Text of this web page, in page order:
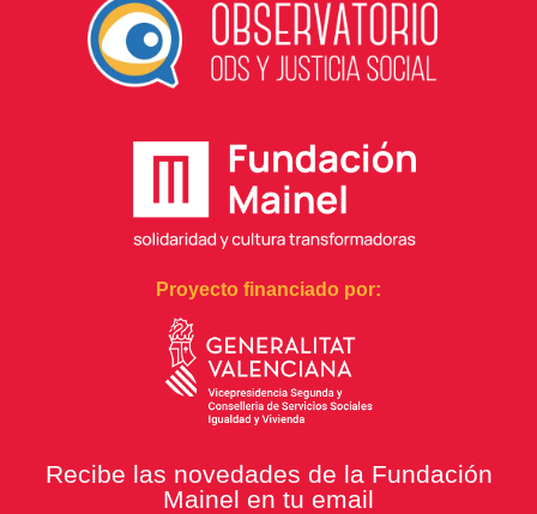
Proyecto financiado por:
Recibe las novedades de la Fundación
Mainel en tu email